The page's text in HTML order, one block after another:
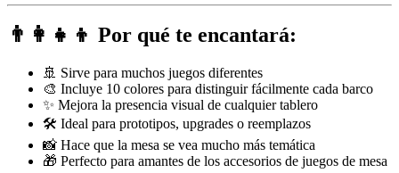
👨‍👩‍👧‍👦 Por qué te encantará:
🚢 Sirve para muchos juegos diferentes
🎨 Incluye 10 colores para distinguir fácilmente cada barco
✨ Mejora la presencia visual de cualquier tablero
🛠️ Ideal para prototipos, upgrades o reemplazos
📸 Hace que la mesa se vea mucho más temática
🎁 Perfecto para amantes de los accesorios de juegos de mesa